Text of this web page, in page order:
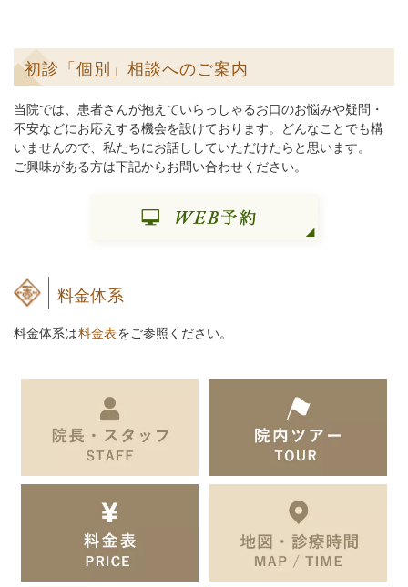
初診「個別」相談へのご案内
当院では、患者さんが抱えていらっしゃるお口のお悩みや疑問・
不安などにお応えする機会を設けております。どんなことでも構
いませんので、私たちにお話ししていただけたらと思います。
ご興味がある方は下記からお問い合わせください。
料金体系
料金体系は料金表をご参照ください。